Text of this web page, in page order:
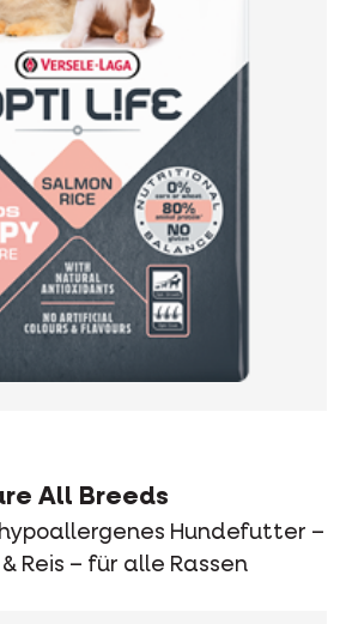
All Breeds
Hundefutter –
Reis – für alle Rassen